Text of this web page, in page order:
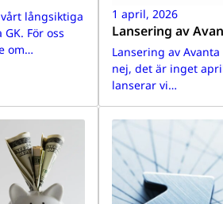
långsiktiga
För oss
om…
1 april, 2026
Lansering av
Lansering av
nej, det är inget
lanserar vi…